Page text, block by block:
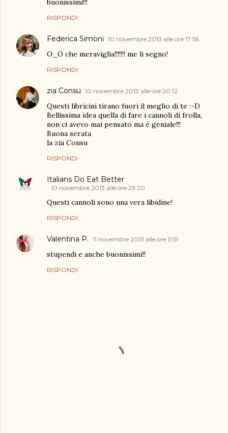
buonissimi!!!
RISPONDI
Federica Simoni 10 novembre 2013 alle ore 17:56
O_O che meraviglia!!!!!!! me li segno!
RISPONDI
zia Consu 10 novembre 2013 alle ore 20:12
Questi libricini tirano fuori il meglio di te :-D
Bellissima idea quella di fare i cannoli di frolla,
non ci avevo mai pensato ma è geniale!!!
Buona serata
la zia Consu
RISPONDI
Italians Do Eat Better
10 novembre 2013 alle ore 23:20
Questi cannoli sono una vera libidine!
RISPONDI
Valentina P. 11 novembre 2013 alle ore 11:51
stupendi e anche buonissimi!!
RISPONDI